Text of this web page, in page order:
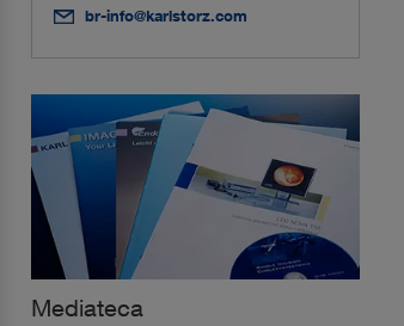
br-info@karlstorz.com
Mediateca